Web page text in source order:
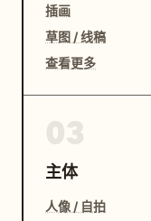
插画
草图 / 线稿
查看更多
主体
人像 / 自拍